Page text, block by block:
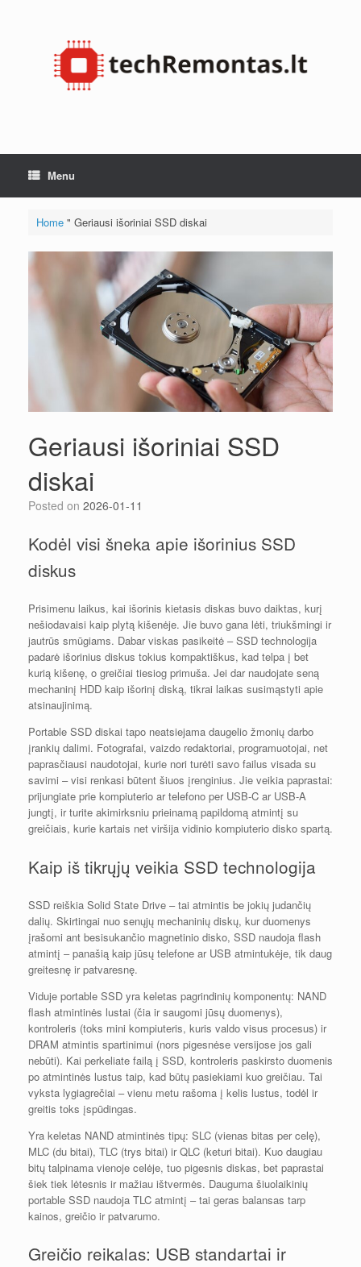
Menu
Home" Geriausi išoriniai SSD diskai
Geriausi išoriniai SSD
diskai
Posted on 2026-01-11
Kodėl visi šneka apie išorinius SSD
diskus
Prisimenu laikus, kai išorinis kietasis diskas buvo daiktas, kurį
nešiodavaisi kaip plytą kišenėje. Jie buvo gana lėti, triukšmingi ir
jautrūs smūgiams. Dabar viskas pasikeitė – SSD technologija
padarė išorinius diskus tokius kompaktiškus, kad telpa į bet
kurią kišenę, o greičiai tiesiog primuša. Jei dar naudojate seną
mechaninį HDD kaip išorinį diską, tikrai laikas susimąstyti apie
atsinaujinimą.
Portable SSD diskai tapo neatsiejama daugelio žmonių darbo
įrankių dalimi. Fotografai, vaizdo redaktoriai, programuotojai, net
paprasčiausi naudotojai, kurie nori turėti savo failus visada su
savimi – visi renkasi būtent šiuos įrenginius. Jie veikia paprastai:
prijungiate prie kompiuterio ar telefono per USB-C ar USB-A
jungtį, ir turite akimirksniu prieinamą papildomą atmintį su
greičiais, kurie kartais net viršija vidinio kompiuterio disko spartą.
Kaip iš tikrųjų veikia SSD technologija
SSD reiškia Solid State Drive – tai atmintis be jokių judančių
dalių. Skirtingai nuo senųjų mechaninių diskų, kur duomenys
įrašomi ant besisukančio magnetinio disko, SSD naudoja flash
atmintį – panašią kaip jūsų telefone ar USB atmintukėje, tik daug
greitesnę ir patvaresnę.
Viduje portable SSD yra keletas pagrindinių komponentų: NAND
flash atmintinės lustai (čia ir saugomi jūsų duomenys),
kontroleris (toks mini kompiuteris, kuris valdo visus procesus) ir
DRAM atmintis spartinimui (nors pigesnėse versijose jos gali
nebūti). Kai perkeliate failą į SSD, kontroleris paskirsto duomenis
po atmintinės lustus taip, kad būtų pasiekiami kuo greičiau. Tai
vyksta lygiagrečiai – vienu metu rašoma į kelis lustus, todėl ir
greitis toks įspūdingas.
Yra keletas NAND atmintinės tipų: SLC (vienas bitas per celę),
MLC (du bitai), TLC (trys bitai) ir QLC (keturi bitai). Kuo daugiau
bitų talpinama vienoje celėje, tuo pigesnis diskas, bet paprastai
šiek tiek lėtesnis ir mažiau ištvermės. Dauguma šiuolaikinių
portable SSD naudoja TLC atmintį – tai geras balansas tarp
kainos, greičio ir patvarumo.
Greičio reikalas: USB standartai ir